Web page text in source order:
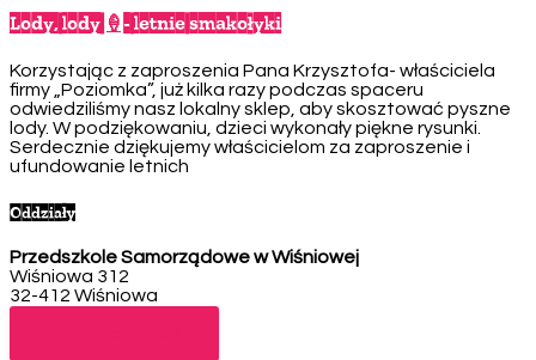
Lody, lody 🍦- letnie smakołyki
Korzystając z zaproszenia Pana Krzysztofa- właściciela
firmy „Poziomka”, już kilka razy podczas spaceru
odwiedziliśmy nasz lokalny sklep, aby skosztować pyszne
lody. W podziękowaniu, dzieci wykonały piękne rysunki.
Serdecznie dziękujemy właścicielom za zaproszenie i
ufundowanie letnich
Oddziały
Przedszkole Samorządowe w Wiśniowej
Wiśniowa 312
32-412 Wiśniowa
Telefon: 12 271 49 05